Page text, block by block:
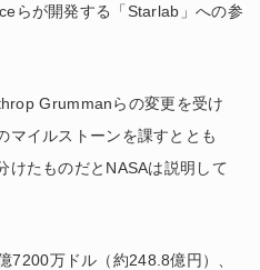
らが開発する「Starlab」への参
Grummanらの変更を受け
マイルストーンを課すととも
けたものだとNASAは説明して
7200万ドル（約248.8億円）、